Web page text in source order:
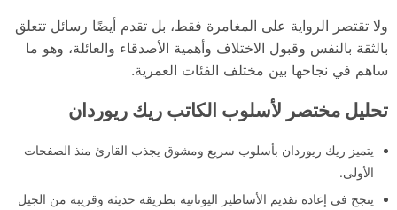
ولا تقتصر الرواية على المغامرة فقط، بل تقدم أيضًا رسائل تتعلق
بالثقة بالنفس وقبول الاختلاف وأهمية الأصدقاء والعائلة، وهو ما
ساهم في نجاحها بين مختلف الفئات العمرية.
تحليل مختصر لأسلوب الكاتب ريك ريوردان
يتميز ريك ريوردان بأسلوب سريع ومشوق يجذب القارئ منذ الصفحات
الأولى.
ينجح في إعادة تقديم الأساطير اليونانية بطريقة حديثة وقريبة من الجيل